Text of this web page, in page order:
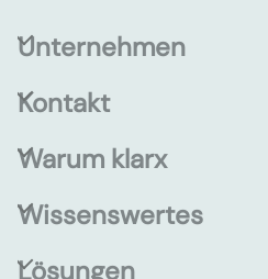
Unternehmen
Kontakt
Warum klarx
Wissenswertes
Lösungen